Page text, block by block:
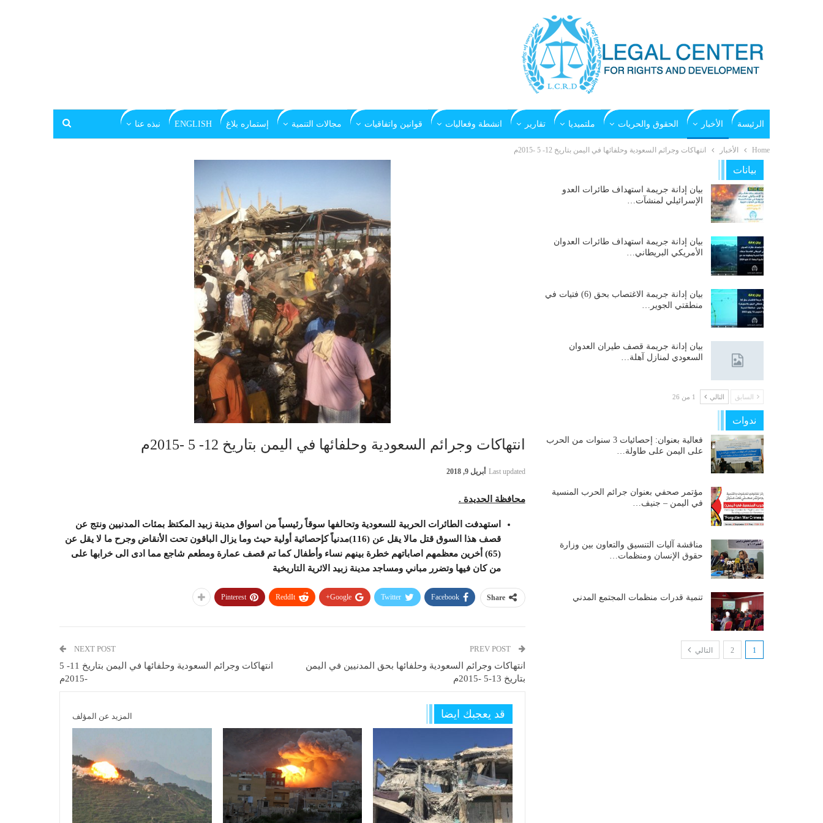
الرئيسة الأخبار الحقوق والحريات ملتميديا تقارير انشطة وفعاليات قوانين واتفاقيات مجالات التنمية إستماره بلاغ ENGLISH نبذه عنا
Home الأخبار انتهاكات وجرائم السعودية وحلفائها في اليمن بتاريخ 12- 5 -2015م
انتهاكات وجرائم السعودية وحلفائها في اليمن بتاريخ 12- 5 -2015م
Last updated أبريل 9, 2018
محافظة الحديدة .
استهدفت الطائرات الحربية للسعودية وتحالفها سوقاً رئيسياً من اسواق مدينة زبيد المكتظ بمئات المدنيين ونتج عن
قصف هذا السوق قتل مالا يقل عن (116)مدنياً كإحصائية أولية حيث وما يزال الباقون تحت الأنقاض وجرح ما لا يقل عن
(65) أخرين معظمهم اصاباتهم خطرة بينهم نساء وأطفال كما تم قصف عمارة ومطعم شاجع مما ادى الى خرابها على
من كان فيها وتضرر مباني ومساجد مدينة زبيد الاثرية التاريخية
Share
Facebook
Twitter
Google+
ReddIt
Pinterest
PREV POST
انتهاكات وجرائم السعودية وحلفائها بحق المدنيين في اليمن
بتاريخ 13-5 -2015م
NEXT POST
انتهاكات وجرائم السعودية وحلفائها في اليمن بتاريخ 11- 5
-2015م
قد يعجبك ايضا المزيد عن المؤلف
بيانات
بيان إدانة جريمة استهداف طائرات العدو
الإسرائيلي لمنشآت…
بيان إدانة جريمة استهداف طائرات العدوان
الأمريكي البريطاني…
بيان إدانة جريمة الاغتصاب بحق (6) فتيات في
منطقتي الجوير…
بيان إدانة جريمة قصف طيران العدوان
السعودي لمنازل آهلة…
السابق التالي 1 من 26
ندوات
فعالية بعنوان: إحصائيات 3 سنوات من الحرب
على اليمن على طاولة…
مؤتمر صحفي بعنوان جرائم الحرب المنسية
في اليمن – جنيف…
مناقشة آليات التنسيق والتعاون بين وزارة
حقوق الإنسان ومنظمات…
تنمية قدرات منظمات المجتمع المدني
1
2 التالي